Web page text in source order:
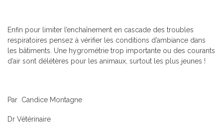
Enfin pour limiter l’enchaînement en cascade des troubles
respiratoires pensez à vérifier les conditions d’ambiance dans
les bâtiments. Une hygrométrie trop importante ou des courants
d’air sont délétères pour les animaux, surtout les plus jeunes !
Par Candice Montagne
Dr Vétérinaire